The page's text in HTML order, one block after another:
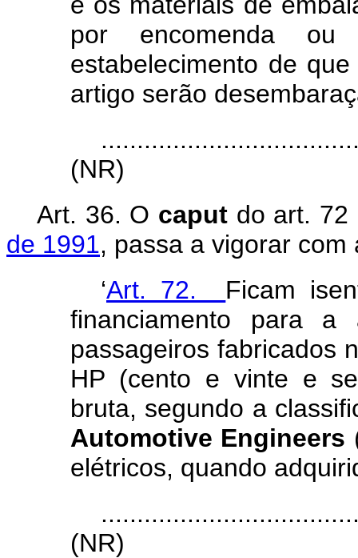
por encomenda
estabelecimento de
artigo serão
(NR)
Art. 36. O caputdo art.
de 1991, passa a vigorar
‘Art. 72. Ficam
financiamento para a
passageiros fabricados
HP (cento e vinte e
bruta, segundo a
Automotive Engineers
elétricos, quando
(NR)